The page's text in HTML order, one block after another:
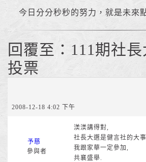
今日分分秒秒的努力，就是未來
回覆至：111期社
投票
2008-12-18 4:02 下午
予慈
參與者
渼渼講得對,
社長大選是健言社的大事
我跟家華一定參加,
共襄盛舉.